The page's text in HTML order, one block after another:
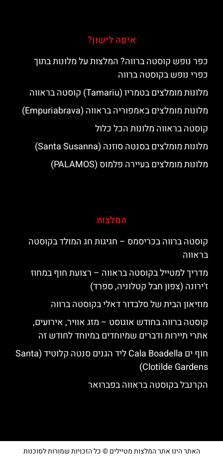
איפה לישון?
כפר נופש קוסטה ברווה? המלצות על מלונות בתוך
כפרי נופש בקוסטה ברווה
מלונות מומלצים בטמריו (Tamariu) קוסטה בראווה
מלונות מומלצים באמפוריה בראווה (Empuriabrava)
קוסטה בראווה מלונות הכל כלול
מלונות מומלצים בסנטה סוזנה (Santa Susanna)
מלונות מומלצים בעיירה פלמוס (PALAMOS)
המלצות
קוסטה ברווה בכריסמס – חגיגות חג המולד בקוסטה
בראווה
מדריך למטייל בקוסטה בראווה – רצועת חוף במחוז
ז'ירונה (צפון חבל קטלוניה, ספרד)
מוזיאון הבית של סלבדור דאלי בקוסטה ברווה
קוסטה ברווה בחודש אוגוסט – מזג אוויר, אירועים,
אתרי תיירות ודברים שמיוחדים במיוחד לחודש זה
חוף ים Cala Boadella ליד הגנים סנטה קלוטיד (Santa
Clotilde Gardens)
הקרנבל בקוסטה בראווה בפברואר
האתר הינו אתר המלצות מטיילים © כל הזכויות שמורות לסוכנות